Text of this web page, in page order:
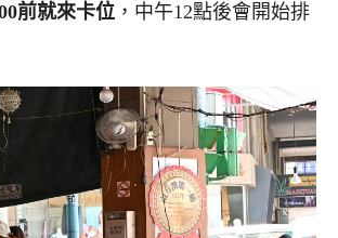
前就來卡位 ，中午12點後會開始排